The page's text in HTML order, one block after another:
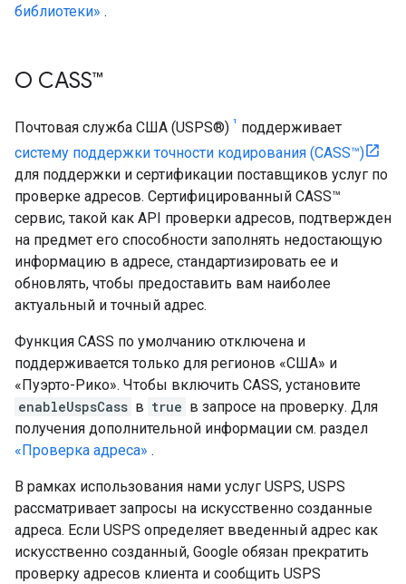
библиотеки» .
О CASS™
Почтовая служба США (USPS®) ¹ поддерживает
систему поддержки точности кодирования (CASS™)
для поддержки и сертификации поставщиков услуг по
проверке адресов. Сертифицированный CASS™
сервис, такой как API проверки адресов, подтвержден
на предмет его способности заполнять недостающую
информацию в адресе, стандартизировать ее и
обновлять, чтобы предоставить вам наиболее
актуальный и точный адрес.
Функция CASS по умолчанию отключена и
поддерживается только для регионов «США» и
«Пуэрто-Рико». Чтобы включить CASS, установите
enableUspsCass в true в запросе на проверку. Для
получения дополнительной информации см. раздел
«Проверка адреса» .
В рамках использования нами услуг USPS, USPS
рассматривает запросы на искусственно созданные
адреса. Если USPS определяет введенный адрес как
искусственно созданный, Google обязан прекратить
проверку адресов клиента и сообщить USPS